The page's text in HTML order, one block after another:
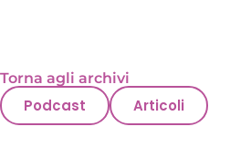
Torna agli archivi
Podcast Articoli